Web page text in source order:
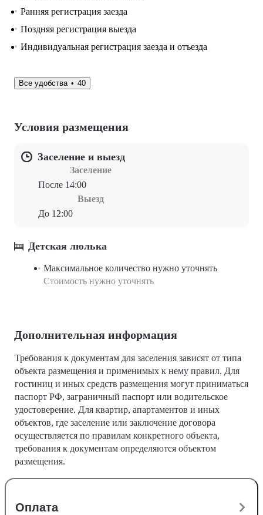
Ранняя регистрация заезда
Поздняя регистрация выезда
Индивидуальная регистрация заезда и отъезда
Все удобства 40
Условия размещения
Заселение и выезд
Заселение
После 14:00
Выезд
До 12:00
Детская люлька
Максимальное количество нужно уточнять
Стоимость нужно уточнять
Дополнительная информация
Требования к документам для заселения зависят от типа
объекта размещения и применимых к нему правил. Для
гостиниц и иных средств размещения могут приниматься
паспорт РФ, заграничный паспорт или водительское
удостоверение. Для квартир, апартаментов и иных
объектов, где заселение или заключение договора
осуществляется по правилам конкретного объекта,
требования к документам определяются объектом
размещения.
Оплата